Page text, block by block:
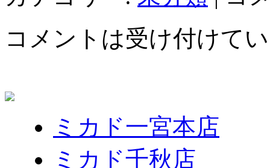
コメントは受け付けて
ミカド一宮本店
ミカド千秋店